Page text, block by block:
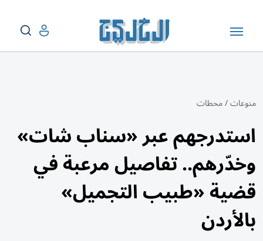
منوعات/محطات
استدرجهم عبر «سناب شات»
وخدّرهم.. تفاصيل مرعبة في
قضية «طبيب التجميل»
بالأردن